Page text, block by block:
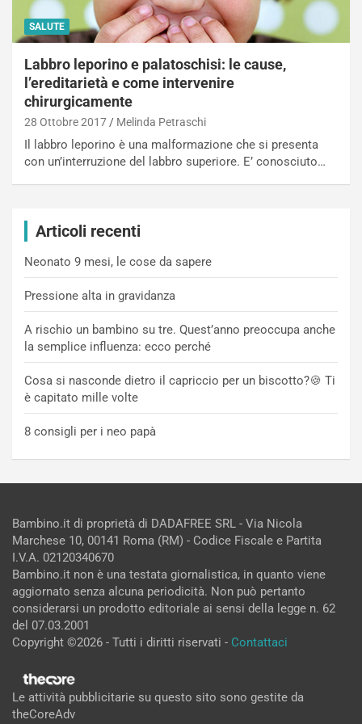
SALUTE
Labbro leporino e palatoschisi: le cause,
l’ereditarietà e come intervenire
chirurgicamente
28 Ottobre 2017 Melinda Petraschi
Il labbro leporino è una malformazione che si presenta
con un’interruzione del labbro superiore. E’ conosciuto…
Articoli recenti
Neonato 9 mesi, le cose da sapere
Pressione alta in gravidanza
A rischio un bambino su tre. Quest’anno preoccupa anche
la semplice influenza: ecco perché
Cosa si nasconde dietro il capriccio per un biscotto?🍪 Ti
è capitato mille volte
8 consigli per i neo papà
Bambino.it di proprietà di DADAFREE SRL - Via Nicola
Marchese 10, 00141 Roma (RM) - Codice Fiscale e Partita
I.V.A. 02120340670
Bambino.it non è una testata giornalistica, in quanto viene
aggiornato senza alcuna periodicità. Non può pertanto
considerarsi un prodotto editoriale ai sensi della legge n. 62
del 07.03.2001
Copyright ©2026 - Tutti i diritti riservati - Contattaci
Le attività pubblicitarie su questo sito sono gestite da
theCoreAdv